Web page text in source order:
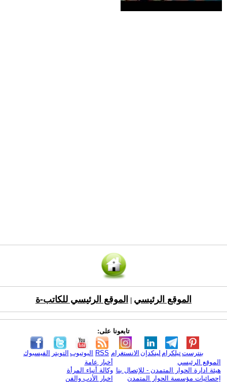
الموقع الرئيسي الموقع الرئيسي للكاتب-ة
تابعونا على:
الفيسبوك التويتر اليوتيوب RSS الانستغرام لينكدإن تيلكرامبنترست
الموقع الرئيسي
هيئة ادارة الحوار المتمدن - للإتصال بنا
إحصائيات مؤسسة الحوار المتمدن
أخبار عامة
وكالة أنباء المرأة
اخبار الأدب والفن